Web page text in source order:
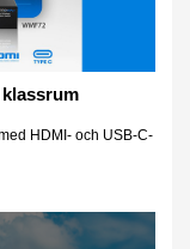
HDMI- och USB-C-